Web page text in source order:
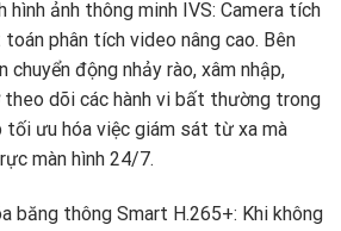
hình ảnh thông minh IVS: Camera tích
phân tích video nâng cao. Bên
chuyển động nhảy rào,xâm nhập,
theo dõi các hành vi bất thường trong
ưu hóa việc giám sát từ xa mà
màn hình 24/7.
băng thông Smart H.265+: Khi không